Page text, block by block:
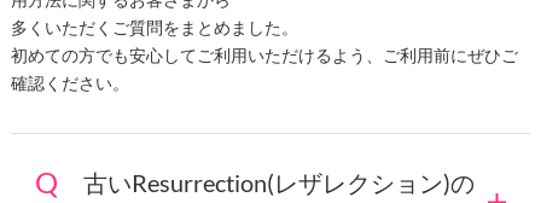
多くいただくご質問をまとめました。
初めての方でも安心してご利用いただけるよう、ご利用前にぜひご
確認ください。
古いResurrection(レザレクション)の